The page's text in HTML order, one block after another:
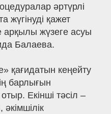
әртүрлі
жүгінуді қажет
арқылы жүзеге асуы
Балаева.
қағидатын кеңейту
барлығын
Екінші тәсіл –